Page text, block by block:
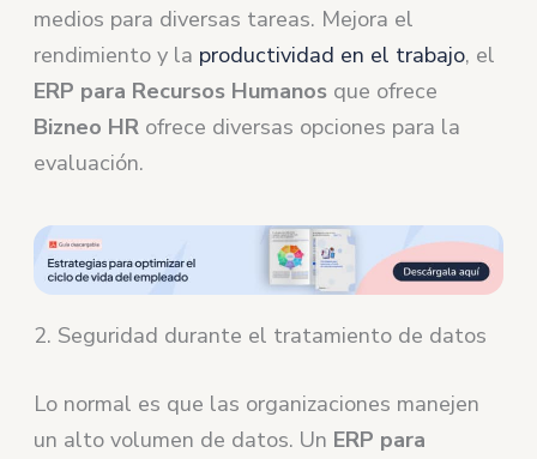
medios para diversas tareas. Mejora el
rendimiento y la productividad en el trabajo, el
ERP para Recursos Humanos que ofrece
Bizneo HR ofrece diversas opciones para la
evaluación.
2. Seguridad durante el tratamiento de datos
Lo normal es que las organizaciones manejen
un alto volumen de datos. Un ERP para